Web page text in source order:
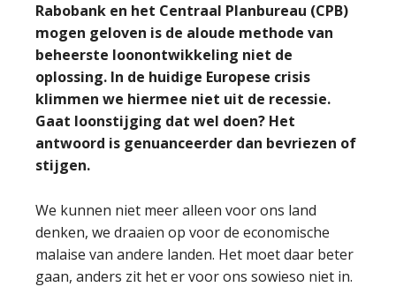
Rabobank en het Centraal Planbureau (CPB)
mogen geloven is de aloude methode van
beheerste loonontwikkeling niet de
oplossing. In de huidige Europese crisis
klimmen we hiermee niet uit de recessie.
Gaat loonstijging dat wel doen? Het
antwoord is genuanceerder dan bevriezen of
stijgen.
We kunnen niet meer alleen voor ons land
denken, we draaien op voor de economische
malaise van andere landen. Het moet daar beter
gaan, anders zit het er voor ons sowieso niet in.